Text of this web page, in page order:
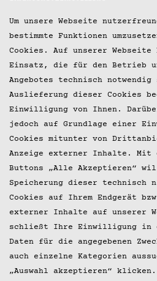
Um unsere Webseite
bestimmte Funktionen
Cookies. Auf unserer Webseite
Einsatz, die für den Betrieb
Angebotes technisch
Auslieferung dieser Cookies
Einwilligung von Ihnen.
jedoch auf Grundlage einer
Cookies mitunter von
Anzeige externer Inhalte. Mit
Buttons „Alle Akzeptieren“
Speicherung dieser
Cookies auf Ihrem Endgerät
externer Inhalte auf unserer
schließt Ihre Einwilligung in
Daten für die angegebenen
auch einzelne Kategorien
„Auswahl akzeptieren“